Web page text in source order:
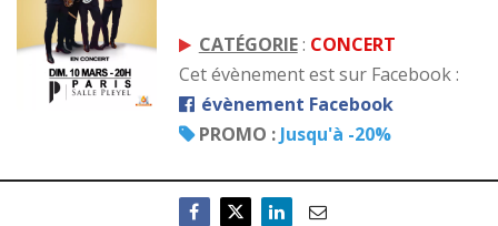
CATÉGORIE: CONCERT
Cet évènement est sur Facebook :
évènement Facebook
PROMO : Jusqu'à -20%